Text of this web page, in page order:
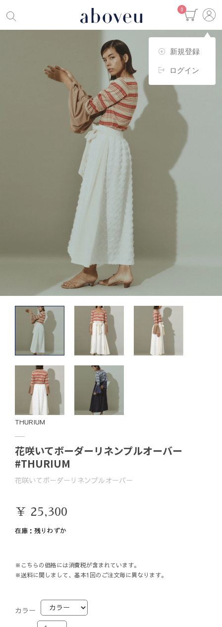
0
新規登録
ログイン
THURIUM
花咲いてボーダーリネンプルオーバー
#THURIUM
花咲いてボーダーリネンプルオーバー
￥ 25,300
在庫： 残りわずか
※こちらの価格には消費税が含まれています。
※送料に関しまして、基本1回のご注文毎に異なります。
カラー